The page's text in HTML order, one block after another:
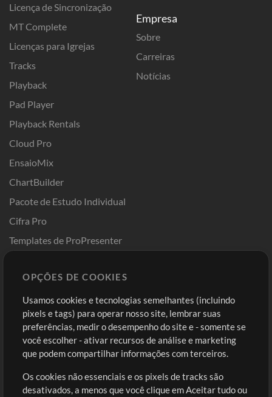
Licença de Sincronização
MT Complete
Licenças para Igrejas
Tracks
Playback
Pad Player
Playback Rentals
Cloud Pro
EnsaioMix
ChartBuilder
Pacote de Estudo Individual
Cifra Pro
Templates de ProPresenter
Empresa
Sobre
Carreiras
Notícias
Comprar Créditos
Conteúdo Grátis
Solicite uma Música
Extras
Entre
Cadastre-se
Ir ao carrinho
OPÇÕES DE COOKIES
Usamos cookies e tecnologias semelhantes (incluindo
pixels e tags) para operar nosso site, lembrar suas
preferências, medir o desempenho do site e - somente se
você escolher - ativar recursos de análise e marketing
que podem compartilhar informações com terceiros.
Os cookies não essenciais e os pixels de tracks são
desativados, a menos que você clique em Aceitar tudo ou